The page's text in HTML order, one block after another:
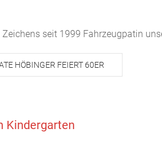
Zeichens seit 1999 Fahrzeugpatin
HÖBINGER FEIERT 60ER
Kindergarten